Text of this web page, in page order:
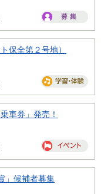
保全第２号地）
車券」発売！
」候補者募集